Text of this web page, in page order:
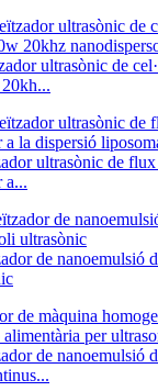
ultrasònic de
ultrasònic de
a...
de nanoemulsió
de nanoemulsió